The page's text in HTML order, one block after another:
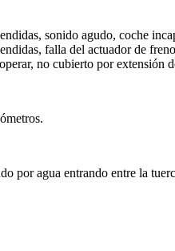
sonido agudo, coche
falla del actuador de
no cubierto por extensión
por agua entrando entre la